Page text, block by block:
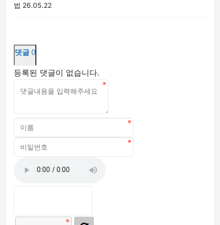
법 26.05.22
댓글 0
등록된 댓글이 없습니다.